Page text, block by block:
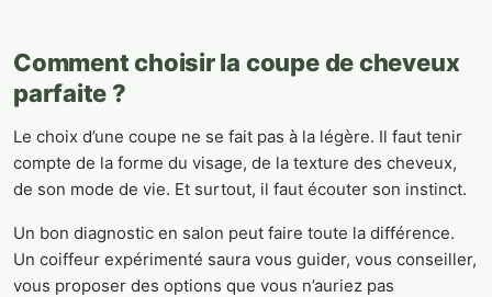
Comment choisir la coupe de cheveux
parfaite ?
Le choix d’une coupe ne se fait pas à la légère. Il faut tenir
compte de la forme du visage, de la texture des cheveux,
de son mode de vie. Et surtout, il faut écouter son instinct.
Un bon diagnostic en salon peut faire toute la différence.
Un coiffeur expérimenté saura vous guider, vous conseiller,
vous proposer des options que vous n’auriez pas